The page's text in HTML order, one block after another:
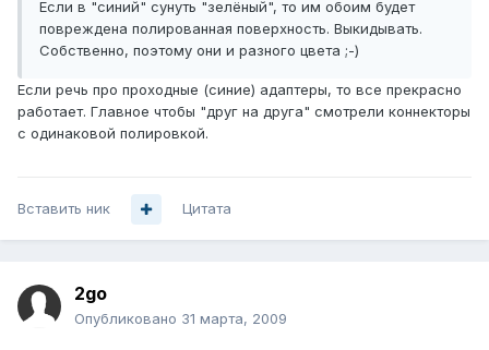
Если в "синий" сунуть "зелёный", то им обоим будет
повреждена полированная поверхность. Выкидывать.
Собственно, поэтому они и разного цвета ;-)
Если речь про проходные (синие) адаптеры, то все прекрасно
работает. Главное чтобы "друг на друга" смотрели коннекторы
с одинаковой полировкой.
Вставить ник Цитата
2go
Опубликовано 31 марта, 2009